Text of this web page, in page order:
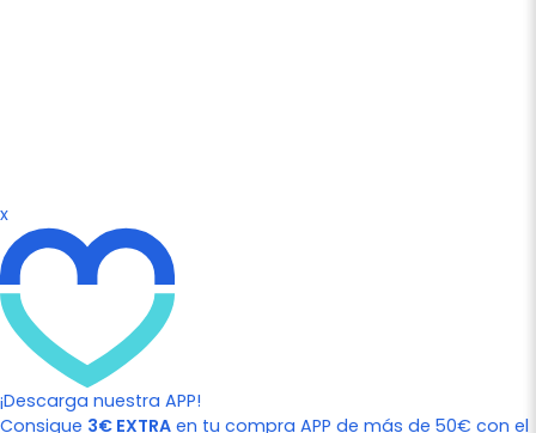
x
¡Descarga nuestra APP!
Consigue 3€ EXTRA en tu compra APP de más de 50€ con el